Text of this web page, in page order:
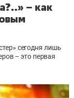
– как
сегодня лишь
– это первая